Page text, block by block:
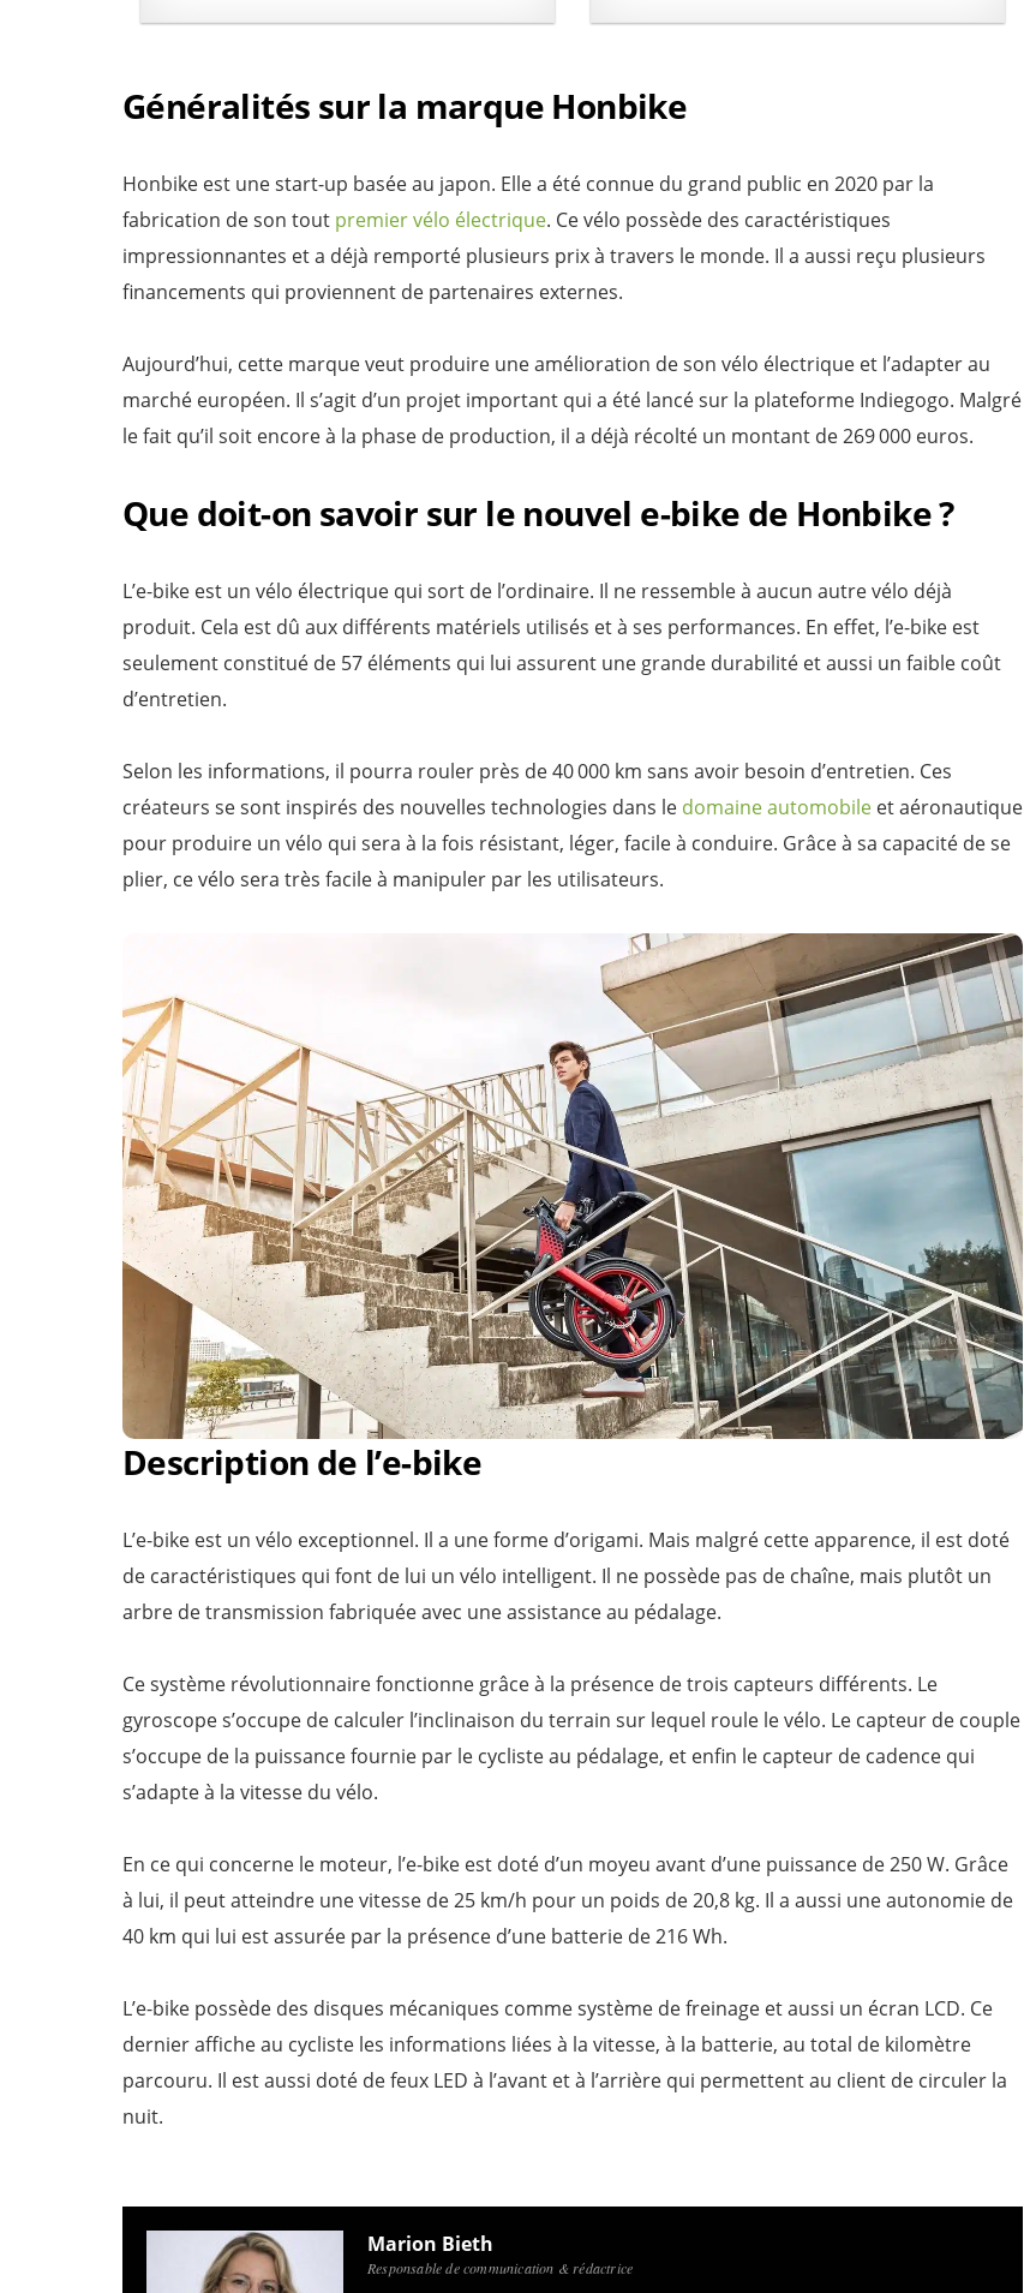
Généralités sur la marque Honbike
Honbike est une start-up basée au japon. Elle a été connue du grand public en 2020 par la
fabrication de son tout premier vélo électrique. Ce vélo possède des caractéristiques
impressionnantes et a déjà remporté plusieurs prix à travers le monde. Il a aussi reçu plusieurs
financements qui proviennent de partenaires externes.
Aujourd’hui, cette marque veut produire une amélioration de son vélo électrique et l’adapter au
marché européen. Il s’agit d’un projet important qui a été lancé sur la plateforme Indiegogo. Malgré
le fait qu’il soit encore à la phase de production, il a déjà récolté un montant de 269 000 euros.
Que doit-on savoir sur le nouvel e-bike de Honbike ?
L’e-bike est un vélo électrique qui sort de l’ordinaire. Il ne ressemble à aucun autre vélo déjà
produit. Cela est dû aux différents matériels utilisés et à ses performances. En effet, l’e-bike est
seulement constitué de 57 éléments qui lui assurent une grande durabilité et aussi un faible coût
d’entretien.
Selon les informations, il pourra rouler près de 40 000 km sans avoir besoin d’entretien. Ces
créateurs se sont inspirés des nouvelles technologies dans le domaine automobile et aéronautique
pour produire un vélo qui sera à la fois résistant, léger, facile à conduire. Grâce à sa capacité de se
plier, ce vélo sera très facile à manipuler par les utilisateurs.
Description de l’e-bike
L’e-bike est un vélo exceptionnel. Il a une forme d’origami. Mais malgré cette apparence, il est doté
de caractéristiques qui font de lui un vélo intelligent. Il ne possède pas de chaîne, mais plutôt un
arbre de transmission fabriquée avec une assistance au pédalage.
Ce système révolutionnaire fonctionne grâce à la présence de trois capteurs différents. Le
gyroscope s’occupe de calculer l’inclinaison du terrain sur lequel roule le vélo. Le capteur de couple
s’occupe de la puissance fournie par le cycliste au pédalage, et enfin le capteur de cadence qui
s’adapte à la vitesse du vélo.
En ce qui concerne le moteur, l’e-bike est doté d’un moyeu avant d’une puissance de 250 W. Grâce
à lui, il peut atteindre une vitesse de 25 km/h pour un poids de 20,8 kg. Il a aussi une autonomie de
40 km qui lui est assurée par la présence d’une batterie de 216 Wh.
L’e-bike possède des disques mécaniques comme système de freinage et aussi un écran LCD. Ce
dernier affiche au cycliste les informations liées à la vitesse, à la batterie, au total de kilomètre
parcouru. Il est aussi doté de feux LED à l’avant et à l’arrière qui permettent au client de circuler la
nuit.
Marion Bieth
Responsable de communication & rédactrice